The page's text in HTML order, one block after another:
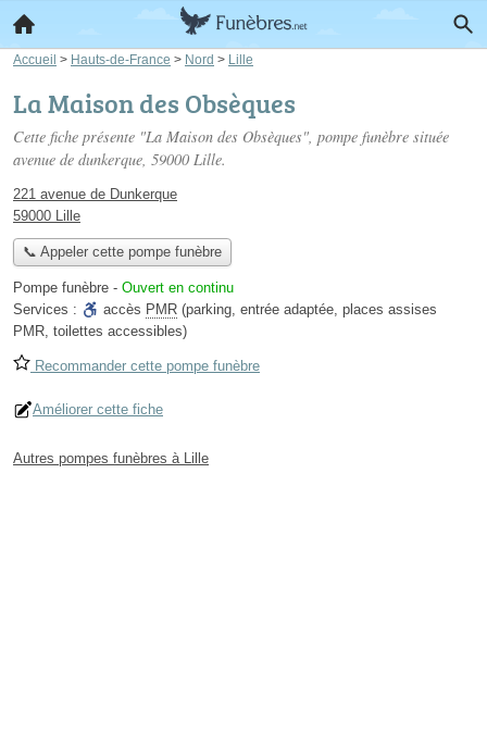
Accueil > Hauts-de-France > Nord > Lille
La Maison des Obsèques
Cette fiche présente "La Maison des Obsèques", pompe funèbre située
avenue de dunkerque, 59000 Lille.
221 avenue de Dunkerque
59000 Lille
📞 Appeler cette pompe funèbre
Pompe funèbre - Ouvert en continu
Services :
accès PMR (parking, entrée adaptée, places assises
PMR, toilettes accessibles)
Recommander cette pompe funèbre
Améliorer cette fiche
Autres pompes funèbres à Lille